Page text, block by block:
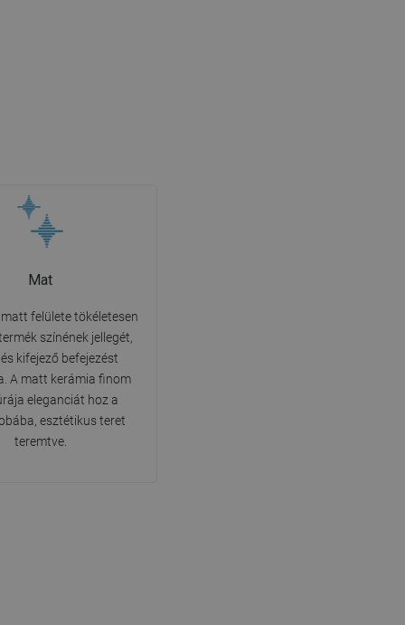
Mat
felülete tökéletesen
színének jellegét,
kifejező befejezést
A matt kerámia finom
eleganciát hoz a
esztétikus teret
teremtve.